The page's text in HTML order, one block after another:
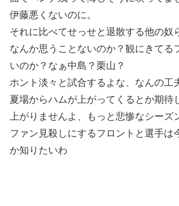
伊藤悪くないのに。
それに比べてせっせと退散する他の奴
なんか思うことないのか？観にきてる
いのか？なぁ中島？栗山？
ホント淡々と試合するよな、なんの工
夏場からハムが上がってくるとか期待
上がりませんよ、もっと悲惨なシーズ
ファン見殺しにするフロントと選手は
か知りたいわ